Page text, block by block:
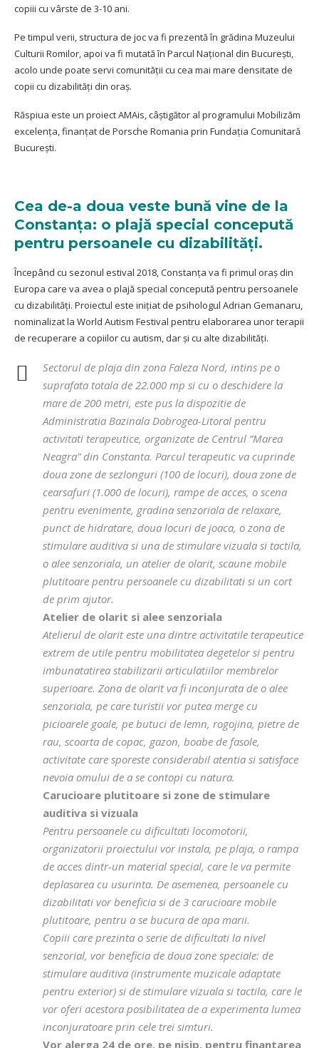
copiii cu vârste de 3-10 ani.
Pe timpul verii, structura de joc va fi prezentă în grădina Muzeului
Culturii Romilor, apoi va fi mutată în Parcul Național din București,
acolo unde poate servi comunității cu cea mai mare densitate de
copii cu dizabilități din oraș.
Răspiua este un proiectAMAis, câștigător al programului Mobilizăm
excelența, finanțat de Porsche Romania prin Fundația Comunitară
București.
Cea de-a doua veste bună vine de la
Constanța: o plajă special concepută
pentru persoanele cu dizabilități.
Începând cu sezonul estival 2018, Constanța va fi primul oraș din
Europa care va avea o plajă special concepută pentru persoanele
cu dizabilități. Proiectul este inițiat de psihologul Adrian Gemanaru,
nominalizat la World Autism Festival pentru elaborarea unor terapii
de recuperare a copiilor cu autism, dar și cu alte dizabilități.
Sectorul de plaja din zona Faleza Nord, intins pe o
suprafata totala de 22.000 mp si cu o deschidere la
mare de 200 metri, este pus la dispozitie de
Administratia Bazinala Dobrogea-Litoral pentru
activitati terapeutice, organizate de Centrul “Marea
Neagra” din Constanta. Parcul terapeutic va cuprinde
doua zone de sezlonguri (100 de locuri), doua zone de
cearsafuri (1.000 de locuri), rampe de acces, o scena
pentru evenimente, gradina senzoriala de relaxare,
punct de hidratare, doua locuri de joaca, o zona de
stimulare auditiva si una de stimulare vizuala si tactila,
o alee senzoriala, un atelier de olarit, scaune mobile
plutitoare pentru persoanele cu dizabilitati si un cort
de prim ajutor.
Atelier de olarit si alee senzoriala
Atelierul de olarit este una dintre activitatile terapeutice
extrem de utile pentru mobilitatea degetelor si pentru
imbunatatirea stabilizarii articulatiilor membrelor
superioare. Zona de olarit va fi inconjurata de o alee
senzoriala, pe care turistii vor putea merge cu
picioarele goale, pe butuci de lemn, rogojina, pietre de
rau, scoarta de copac, gazon, boabe de fasole,
activitate care sporeste considerabil atentia si satisface
nevoia omului de a se contopi cu natura.
Carucioare plutitoare si zone de stimulare
auditiva si vizuala
Pentru persoanele cu dificultati locomotorii,
organizatorii proiectului vor instala, pe plaja, o rampa
de acces dintr-un material special, care le va permite
deplasarea cu usurinta. De asemenea, persoanele cu
dizabilitati vor beneficia si de 3 carucioare mobile
plutitoare, pentru a se bucura de apa marii.
Copiii care prezinta o serie de dificultati la nivel
senzorial, vor beneficia de doua zone speciale: de
stimulare auditiva (instrumente muzicale adaptate
pentru exterior) si de stimulare vizuala si tactila, care le
vor oferi acestora posibilitatea de a experimenta lumea
inconjuratoare prin cele trei simturi.
Vor alerga 24 de ore, pe nisip, pentru finantarea